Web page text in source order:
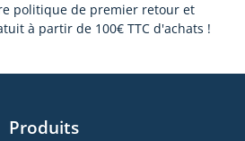
politique de premier retour et
à partir de 100€ TTC d'achats !
Produits